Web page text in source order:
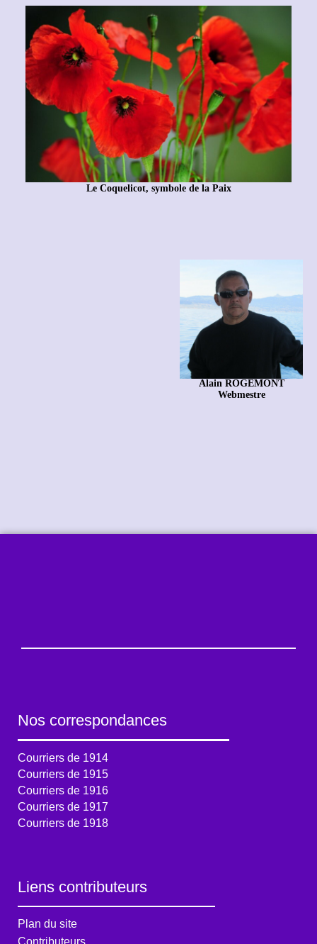
Le Coquelicot, symbole de la Paix
Alain ROGEMONT
Webmestre
Nos correspondances
Courriers de 1914
Courriers de 1915
Courriers de 1916
Courriers de 1917
Courriers de 1918
Liens contributeurs
Plan du site